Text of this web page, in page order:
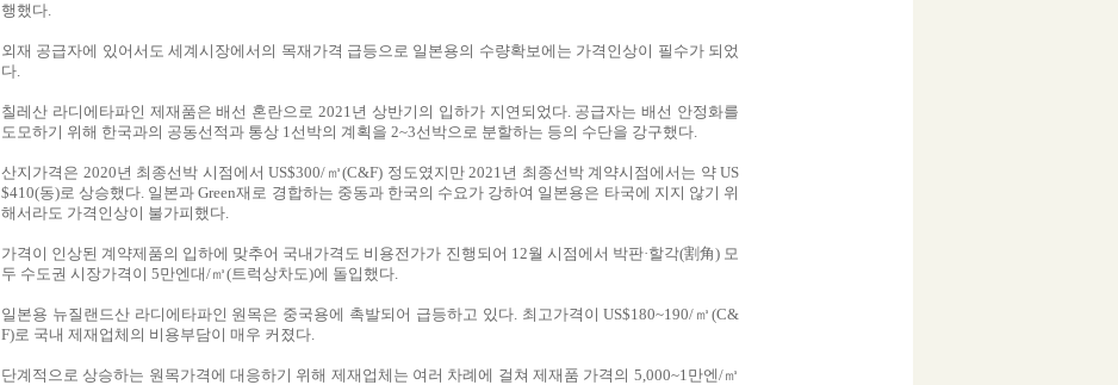
행했다.
외재 공급자에 있어서도 세계시장에서의 목재가격 급등으로 일본용의 수량확보에는 가격인상이 필수가 되었
다.
칠레산 라디에타파인 제재품은 배선 혼란으로 2021년 상반기의 입하가 지연되었다. 공급자는 배선 안정화를
도모하기 위해 한국과의 공동선적과 통상 1선박의 계획을 2~3선박으로 분할하는 등의 수단을 강구했다.
산지가격은 2020년 최종선박 시점에서 US$300/㎥(C&F) 정도였지만 2021년 최종선박 계약시점에서는 약 US
$410(동)로 상승했다. 일본과 Green재로 경합하는 중동과 한국의 수요가 강하여 일본용은 타국에 지지 않기 위
해서라도 가격인상이 불가피했다.
가격이 인상된 계약제품의 입하에 맞추어 국내가격도 비용전가가 진행되어 12월 시점에서 박판·할각(割角) 모
두 수도권 시장가격이 5만엔대/㎥(트럭상차도)에 돌입했다.
일본용 뉴질랜드산 라디에타파인 원목은 중국용에 촉발되어 급등하고 있다. 최고가격이 US$180~190/㎥(C&
F)로 국내 제재업체의 비용부담이 매우 커졌다.
단계적으로 상승하는 원목가격에 대응하기 위해 제재업체는 여러 차례에 걸쳐 제재품 가격의 5,000~1만엔/㎥